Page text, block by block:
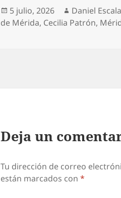
Publicado
el
5 julio, 2026 Autor
Daniel
de Mérida, Cecilia Patrón,
Deja un
Tu dirección de correo
están marcados con*